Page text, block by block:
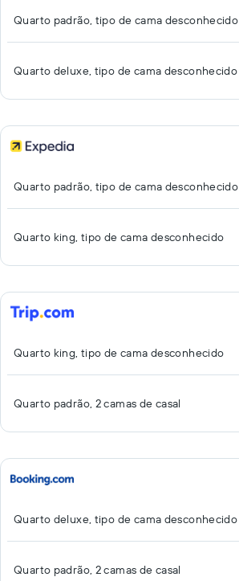
Quarto padrão, tipo de cama desconhecido
Quarto deluxe, tipo de cama desconhecido
Quarto padrão, tipo de cama desconhecido
Quarto king, tipo de cama desconhecido
Quarto king, tipo de cama desconhecido
Quarto padrão, 2 camas de casal
Quarto deluxe, tipo de cama desconhecido
Quarto padrão, 2 camas de casal